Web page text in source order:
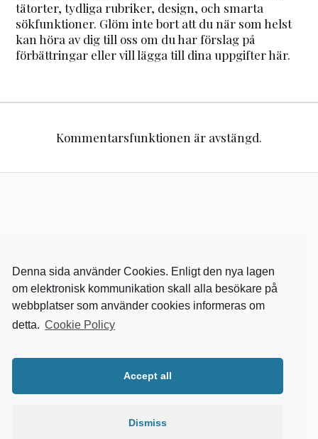
tätorter, tydliga rubriker, design, och smarta
sökfunktioner. Glöm inte bort att du när som helst
kan höra av dig till oss om du har förslag på
förbättringar eller vill lägga till dina uppgifter här.
Kommentarsfunktionen är avstängd.
Denna sida använder Cookies. Enligt den nya lagen
om elektronisk kommunikation skall alla besökare på
webbplatser som använder cookies informeras om
detta. Cookie Policy
Accept all
Dismiss